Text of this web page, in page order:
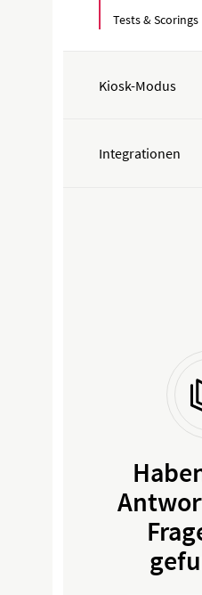
Tests & Scorings
Kiosk-Modus
Integrationen